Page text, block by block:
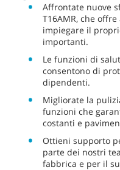
Affrontate nuove
T16AMR, che
impiegare il
importanti.
Le funzioni di
consentono di
dipendenti.
Migliorate la
funzioni che
costanti e
Ottieni supporto
parte dei nostri
fabbrica e per il